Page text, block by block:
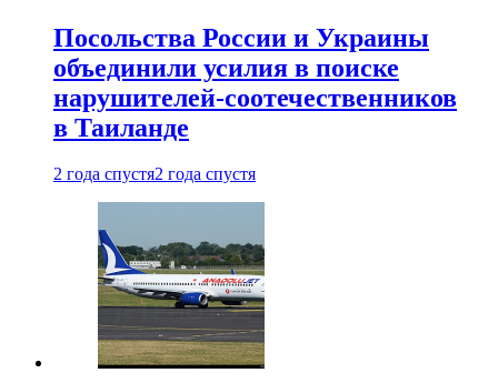
Посольства России и Украины
объединили усилия в поиске
нарушителей-соотечественников
в Таиланде
2 года спустя2 года спустя